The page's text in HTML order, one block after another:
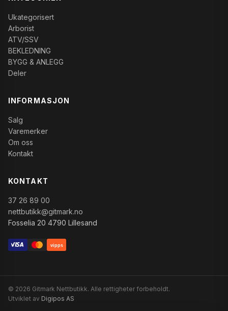
Ukategorisert
Arborist
ATV/SSV
BEKLEDNING
BYGG & ANLEGG
Deler
INFORMASJON
Salg
Varemerker
Om oss
Kontakt
KONTAKT
37 26 89 00
nettbutikk@gitmark.no
Fosselia 20 4790 Lillesand
vipps
© 2026 Gitmark Nettbutikk. Alle rettigheter forbeholdt.
Utviklet av Digipos AS